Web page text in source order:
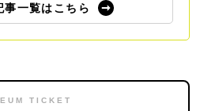
事一覧はこちら
TICKET